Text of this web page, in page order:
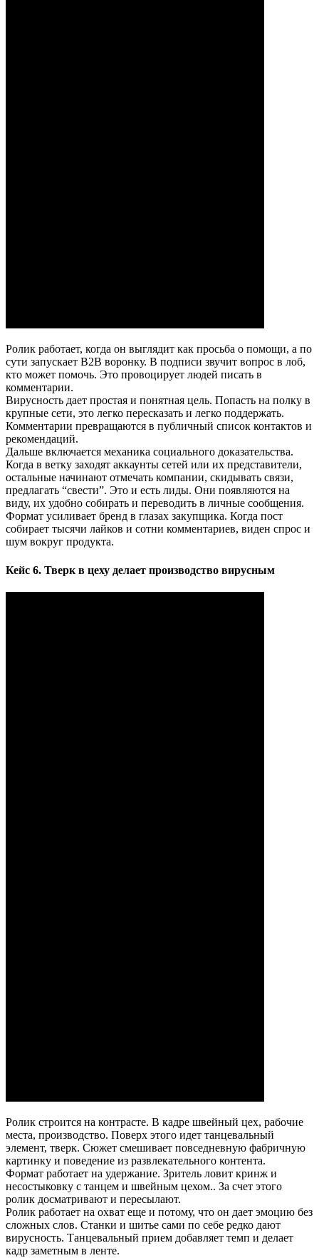
Ролик работает, когда он выглядит как просьба о помощи, а по
сути запускает B2B воронку. В подписи звучит вопрос в лоб,
кто может помочь. Это провоцирует людей писать в
комментарии.​
Вирусность дает простая и понятная цель. Попасть на полку в
крупные сети, это легко пересказать и легко поддержать.
Комментарии превращаются в публичный список контактов и
рекомендаций.​
Дальше включается механика социального доказательства.
Когда в ветку заходят аккаунты сетей или их представители,
остальные начинают отмечать компании, скидывать связи,
предлагать “свести”. Это и есть лиды. Они появляются на
виду, их удобно собирать и переводить в личные сообщения.​
Формат усиливает бренд в глазах закупщика. Когда пост
собирает тысячи лайков и сотни комментариев, виден спрос и
шум вокруг продукта.
Кейс 6. Тверк в цеху делает производство вирусным
Ролик строится на контрасте. В кадре швейный цех, рабочие
места, производство. Поверх этого идет танцевальный
элемент, тверк. Сюжет смешивает повседневную фабричную
картинку и поведение из развлекательного контента.​
Формат работает на удержание. Зритель ловит кринж и
несостыковку с танцем и швейным цехом.. За счет этого
ролик досматривают и пересылают.
Ролик работает на охват еще и потому, что он дает эмоцию без
сложных слов. Станки и шитье сами по себе редко дают
вирусность. Танцевальный прием добавляет темп и делает
кадр заметным в ленте.